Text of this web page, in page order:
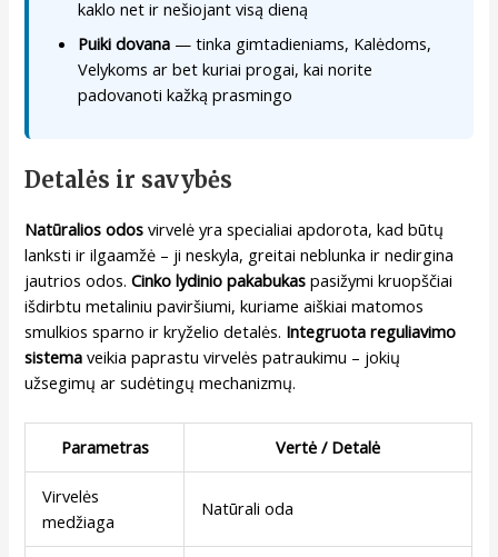
kaklo net ir nešiojant visą dieną
Puiki dovana — tinka gimtadieniams, Kalėdoms,
Velykoms ar bet kuriai progai, kai norite
padovanoti kažką prasmingo
Detalės ir savybės
Natūralios odos virvelė yra specialiai apdorota, kad būtų
lanksti ir ilgaamžė – ji neskyla, greitai neblunka ir nedirgina
jautrios odos.Cinko lydinio pakabukas pasižymi kruopščiai
išdirbtu metaliniu paviršiumi, kuriame aiškiai matomos
smulkios sparno ir kryželio detalės. Integruota reguliavimo
sistema veikia paprastu virvelės patraukimu – jokių
užsegimų ar sudėtingų mechanizmų.
Parametras Vertė / Detalė
Virvelės
medžiaga
Natūrali oda